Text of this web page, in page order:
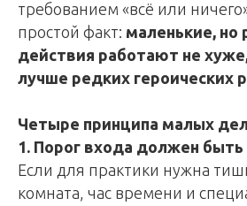
требованием «всё или
простой факт: маленькие, но
действия работают не
лучше редких героических
Четыре принципа малых дел
1. Порог входа должен быть
Если для практики нужна
комната, час времени и